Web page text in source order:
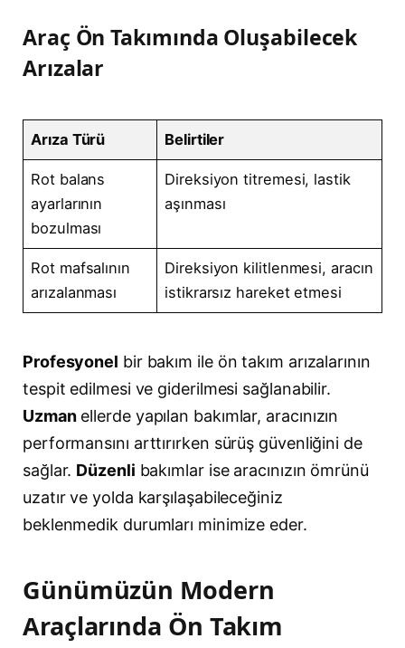
Araç Ön Takımında Oluşabilecek
Arızalar
Arıza Türü Belirtiler
Rot balans
ayarlarının
bozulması
Direksiyon titremesi, lastik
aşınması
Rot mafsalının
arızalanması
Direksiyon kilitlenmesi, aracın
istikrarsız hareket etmesi
Profesyonel bir bakım ile ön takım arızalarının
tespit edilmesi ve giderilmesi sağlanabilir.
Uzmanellerde yapılan bakımlar, aracınızın
performansını arttırırken sürüş güvenliğini de
sağlar. Düzenli bakımlar ise aracınızın ömrünü
uzatır ve yolda karşılaşabileceğiniz
beklenmedik durumları minimize eder.
Günümüzün Modern
Araçlarında Ön Takım